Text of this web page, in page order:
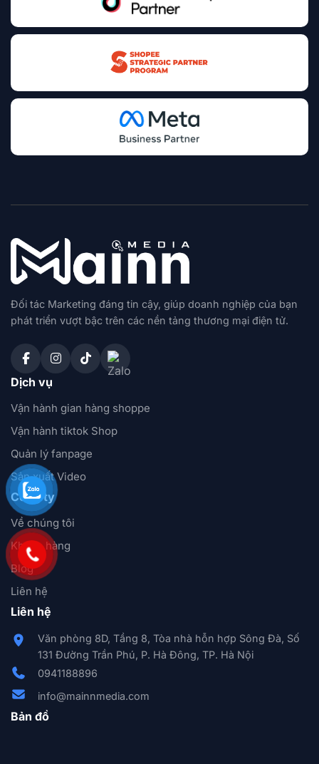
Đối tác Marketing đáng tin cậy, giúp doanh nghiệp của bạn
phát triển vượt bậc trên các nền tảng thương mại điện tử.
Dịch vụ
Vận hành gian hàng shoppe
Vận hành tiktok Shop
Quản lý fanpage
Sản xuất Video
Công ty
Về chúng tôi
Khách hàng
Blog
Liên hệ
Liên hệ
Văn phòng 8D, Tầng 8, Tòa nhà hỗn hợp Sông Đà, Số
131 Đường Trần Phú, P. Hà Đông, TP. Hà Nội
0941188896
info@mainnmedia.com
Bản đồ